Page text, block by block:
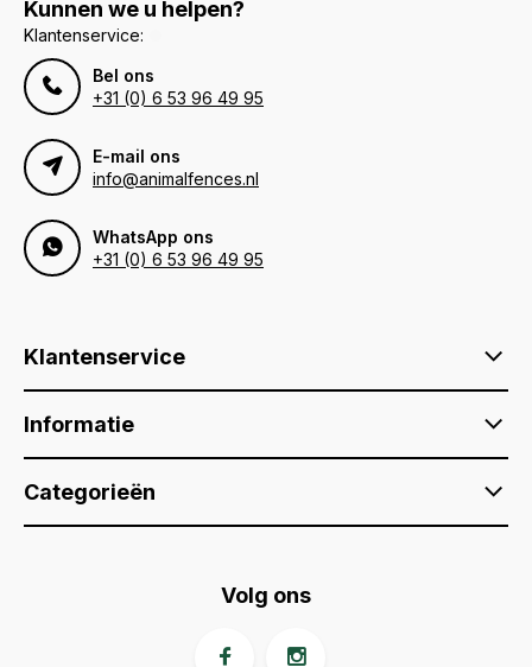
Kunnen we u helpen?
Klantenservice:
Bel ons
+31 (0) 6 53 96 49 95
E-mail ons
info@animalfences.nl
WhatsApp ons
+31 (0) 6 53 96 49 95
Klantenservice
Informatie
Categorieën
Volg ons